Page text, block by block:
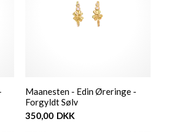
Maanesten - Edin Øreringe -
Forgyldt Sølv
350,00 DKK